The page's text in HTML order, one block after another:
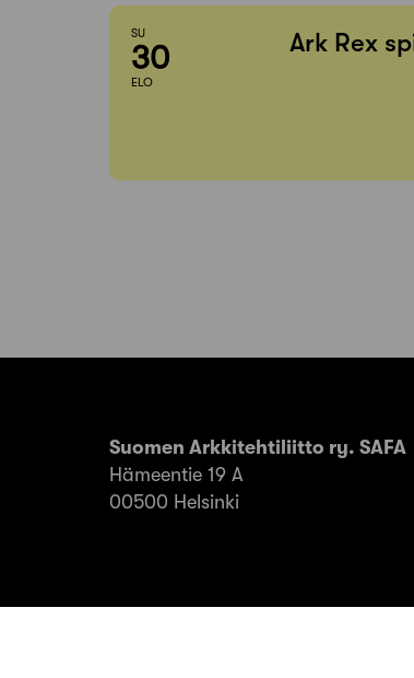
SU
30
ELO
Ark Rex
Suomen Arkkitehtiliitto ry. SAFA
Hämeentie 19 A
00500 Helsinki